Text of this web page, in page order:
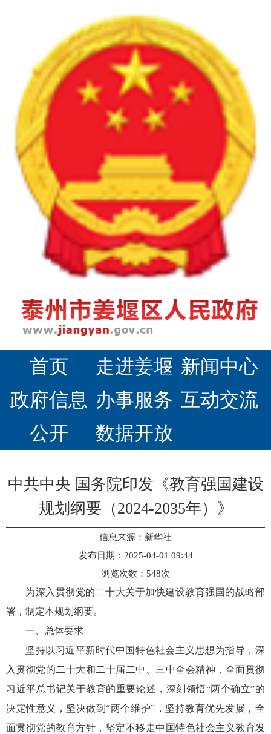
首页 走进姜堰 新闻中心
政府信息
公开
办事服务 互动交流
数据开放
中共中央 国务院印发《教育强国建设
规划纲要（2024-2035年）》
信息来源：新华社
发布日期：2025-04-01 09:44
浏览次数： 548次
为深入贯彻党的二十大关于加快建设教育强国的战略部
署，制定本规划纲要。
一、总体要求
坚持以习近平新时代中国特色社会主义思想为指导，深
入贯彻党的二十大和二十届二中、三中全会精神，全面贯彻
习近平总书记关于教育的重要论述，深刻领悟“两个确立”的
决定性意义，坚决做到“两个维护”，坚持教育优先发展，全
面贯彻党的教育方针，坚定不移走中国特色社会主义教育发